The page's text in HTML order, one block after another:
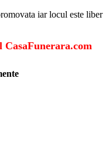
iar locul este liber
CasaFunerara.com